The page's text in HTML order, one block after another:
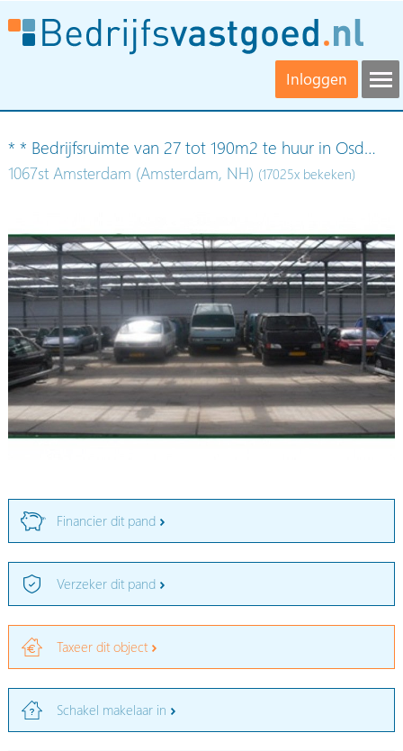
Inloggen
* * Bedrijfsruimte van 27 tot 190m2 te huur in Osd…
1067st Amsterdam (Amsterdam, NH) (17025x bekeken)
Financier dit pand
Verzeker dit pand
Taxeer dit object
Schakel makelaar in